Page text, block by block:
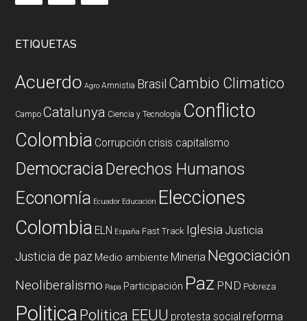
ETIQUETAS
Acuerdo Agro Amnistia Brasil Cambio Climatico
Campo Catalunya Ciencia y Tecnología Conflicto
Colombia Corrupción crisis capitalismo
DemocraciaDerechos Humanos
Economía Ecuador Educación Elecciones
Colombia ELN España Fast Track Iglesia Justicia
Justicia de paz Medio ambiente Mineria Negociación
Neoliberalismo Papa Participación Paz PND Pobreza
PoliticaPolitica EEUU protesta social reforma